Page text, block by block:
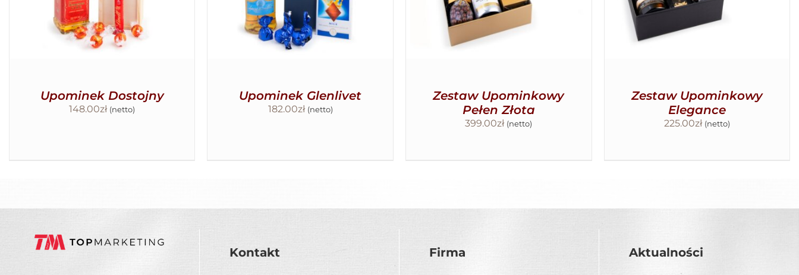
Upominek Dostojny
148.00zł (netto)
Upominek Glenlivet
182.00zł (netto)
Zestaw Upominkowy
Pełen Złota
399.00zł (netto)
Zestaw Upominkowy
Elegance
225.00zł (netto)
Kontakt Firma Aktualności